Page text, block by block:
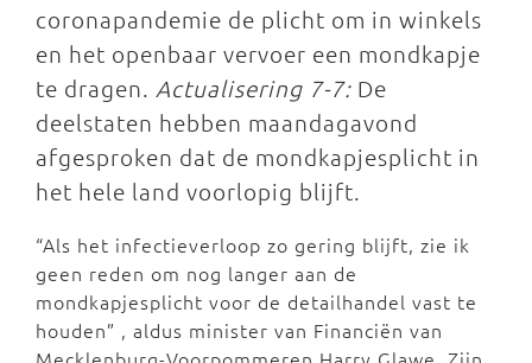
coronapandemie de plicht om in winkels
en het openbaar vervoer een mondkapje
te dragen. Actualisering 7-7: De
deelstaten hebben maandagavond
afgesproken dat de mondkapjesplicht in
het hele land voorlopig blijft.
“Als het infectieverloop zo gering blijft, zie ik
geen reden om nog langer aan de
mondkapjesplicht voor de detailhandel vast te
houden” , aldus minister van Financiën van